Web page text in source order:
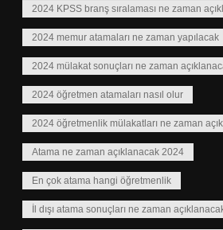
2024 KPSS branş sıralaması ne zaman
2024 memur atamaları ne zaman yapılacak
2024 mülakat sonuçları ne zaman
2024 öğretmen atamaları nasıl olur
2024 öğretmenlik mülakatları ne zaman
Atama ne zaman açıklanacak 2024
En çok atama hangi öğretmenlik
İl dışı atama sonuçları ne zaman